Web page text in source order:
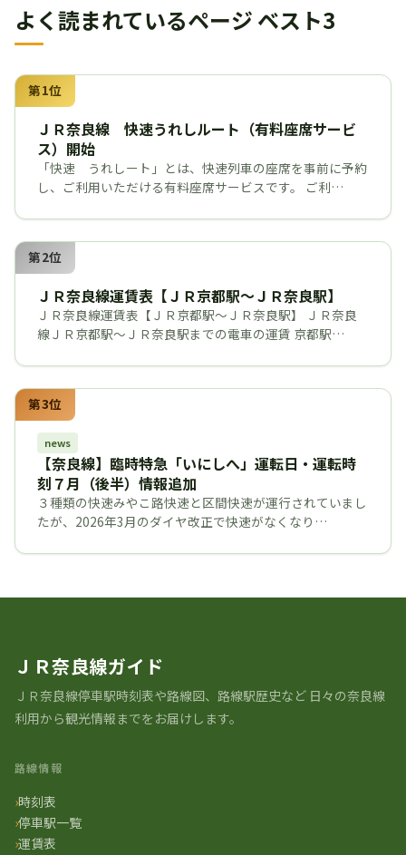
よく読まれているページ ベスト3
第1位
ＪＲ奈良線 快速うれしルート（有料座席サービ
ス）開始
「快速 うれしート」とは、快速列車の座席を事前に予約
し、ご利用いただける有料座席サービスです。 ご利…
第2位
ＪＲ奈良線運賃表【ＪＲ京都駅～ＪＲ奈良駅】
ＪＲ奈良線運賃表【ＪＲ京都駅～ＪＲ奈良駅】 ＪＲ奈良
線ＪＲ京都駅～ＪＲ奈良駅までの電車の運賃 京都駅…
第3位
news
【奈良線】臨時特急「いにしへ」運転日・運転時
刻７月（後半）情報追加
３種類の快速みやこ路快速と区間快速が運行されていまし
たが、2026年3月のダイヤ改正で快速がなくなり…
ＪＲ奈良線ガイド
ＪＲ奈良線停車駅時刻表や路線図、路線駅歴史など ⽇々の奈良線
利⽤から観光情報までをお届けします。
路線情報
時刻表
停車駅一覧
運賃表